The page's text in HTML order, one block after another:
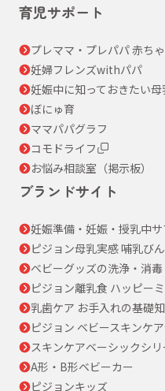
育児サポート
プレママ・プレパパ 赤ち
妊婦フレンズwithパパ
妊娠中に知っておきたい
ぼにゅ育
ママパパグラフ
コモドライフ
お悩み相談室（掲示板）
ブランドサイト
妊娠準備・妊娠・授乳中
ピジョン母乳実感 哺乳びん
ベビーグッズの洗浄・消
ピジョン離乳食 ハッピー
乳歯ケア お手入れの基礎
ピジョン ベビースキンケ
スキンケアベーシックシリ
A形・B形ベビーカー
ピジョンキッズ